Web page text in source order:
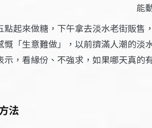
能
點起來做糖，下午拿去淡水老街販售
慨「生意難做」，以前擠滿人潮的淡
示，看緣份、不強求，如果哪天真的
法